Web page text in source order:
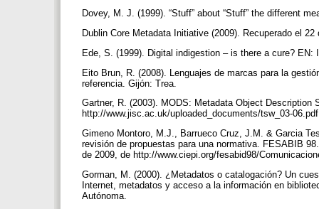
Dovey, M. J. (1999). “Stuff” about “Stuff” the different
Dublin Core Metadata Initiative (2009). Recuperado el
Ede, S. (1999). Digital indigestion – is there a cure?
Eito Brun, R. (2008). Lenguajes de marcas para la
referencia. Gijón: Trea.
Gartner, R. (2003). MODS: Metadata Object Description
http://www.jisc.ac.uk/uploaded_documents/tsw_03-
Gimeno Montoro, M.J., Barrueco Cruz, J.M. & Garcia
revisión de propuestas para una normativa. FESABIB
de 2009, de http://www.ciepi.org/fesabid98/
Gorman, M. (2000). ¿Metadatos o catalogación? Un
Internet, metadatos y acceso a la información en
Autónoma.